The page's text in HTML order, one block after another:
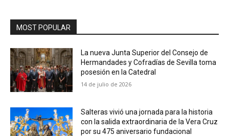
MOST POPULAR
La nueva Junta Superior del Consejo de
Hermandades y Cofradías de Sevilla toma
posesión en la Catedral
14 de julio de 2026
Salteras vivió una jornada para la historia
con la salida extraordinaria de la Vera Cruz
por su 475 aniversario fundacional